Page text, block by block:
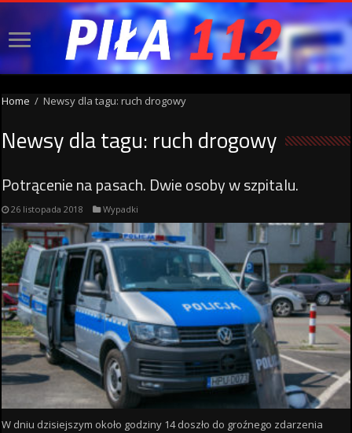
Home / Newsy dla tagu: ruch drogowy
Newsy dla tagu: ruch drogowy
Potrącenie na pasach. Dwie osoby w szpitalu.
26 listopada 2018 Wypadki
W dniu dzisiejszym około godziny 14 doszło do groźnego zdarzenia